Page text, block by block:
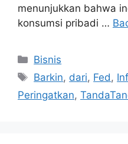
menunjukkan bahwa
konsumsi pribadi …
Kategori
Bisnis
Tag
Barkin, dari, Fed ,
Peringatkan,